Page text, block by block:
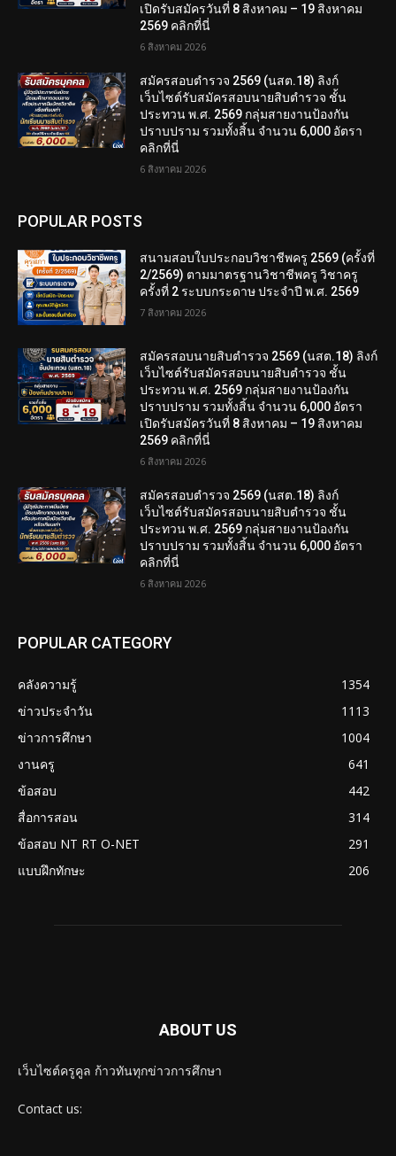
เปิดรับสมัครวันที่ 8 สิงหาคม – 19 สิงหาคม
2569 คลิกที่นี่
6 สิงหาคม 2026
สมัครสอบตํารวจ 2569 (นสต.18) ลิงก์
เว็บไซต์รับสมัครสอบนายสิบตำรวจ ชั้น
ประทวน พ.ศ. 2569 กลุ่มสายงานป้องกัน
ปราบปราม รวมทั้งสิ้น จำนวน 6,000 อัตรา
คลิกที่นี่
6 สิงหาคม 2026
POPULAR POSTS
สนามสอบใบประกอบวิชาชีพครู 2569 (ครั้งที่
2/2569) ตามมาตรฐานวิชาชีพครู วิชาครู
ครั้งที่ 2 ระบบกระดาษ ประจำปี พ.ศ. 2569
7 สิงหาคม 2026
สมัครสอบนายสิบตำรวจ 2569 (นสต.18) ลิงก์
เว็บไซต์รับสมัครสอบนายสิบตำรวจ ชั้น
ประทวน พ.ศ. 2569 กลุ่มสายงานป้องกัน
ปราบปราม รวมทั้งสิ้น จำนวน 6,000 อัตรา
เปิดรับสมัครวันที่ 8 สิงหาคม – 19 สิงหาคม
2569 คลิกที่นี่
6 สิงหาคม 2026
สมัครสอบตํารวจ 2569 (นสต.18) ลิงก์
เว็บไซต์รับสมัครสอบนายสิบตำรวจ ชั้น
ประทวน พ.ศ. 2569 กลุ่มสายงานป้องกัน
ปราบปราม รวมทั้งสิ้น จำนวน 6,000 อัตรา
คลิกที่นี่
6 สิงหาคม 2026
POPULAR CATEGORY
คลังความรู้
1354
ข่าวประจำวัน
1113
ข่าวการศึกษา
1004
งานครู
641
ข้อสอบ
442
สื่อการสอน
314
ข้อสอบ NT RT O-NET
291
แบบฝึกทักษะ
206
ABOUT US
เว็บไซต์ครูคูล ก้าวทันทุกข่าวการศึกษา
Contact us: